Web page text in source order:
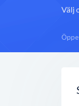
Välj